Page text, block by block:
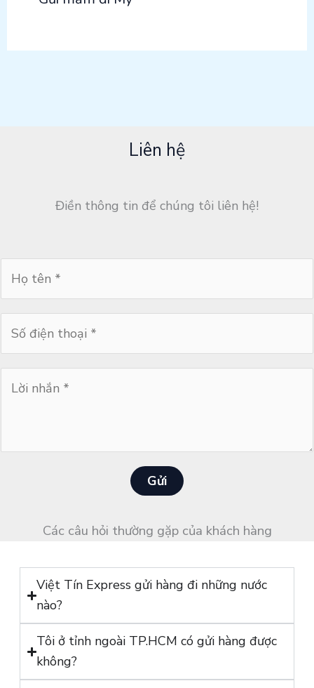
Liên hệ
Điền thông tin để chúng tôi liên hệ!
n
*
Gửi
Các câu hỏi thường gặp của khách hàng
Việt Tín Express gửi hàng đi những nước
nào?
Tôi ở tỉnh ngoài TP.HCM có gửi hàng được
không?